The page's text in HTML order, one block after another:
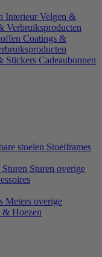
Interieur Velgen &
Verbruiksproducten
Coatings &
Stickers Cadeaubonnen
stoelen Stoelframes
Sturen Sturen overige
Meters overige
& Hoezen